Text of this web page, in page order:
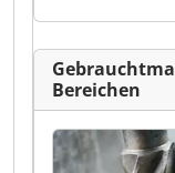
Bereichen